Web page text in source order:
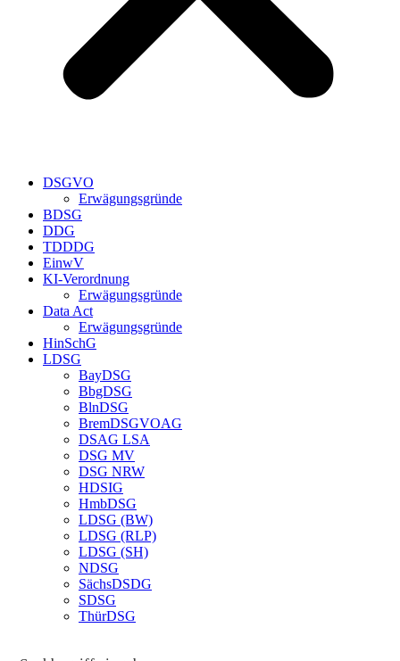
DSGVO
Erwägungsgründe
BDSG
DDG
TDDDG
EinwV
KI-Verordnung
Erwägungsgründe
Data Act
Erwägungsgründe
HinSchG
LDSG
BayDSG
BbgDSG
BlnDSG
BremDSGVOAG
DSAG LSA
DSG MV
DSG NRW
HDSIG
HmbDSG
LDSG (BW)
LDSG (RLP)
LDSG (SH)
NDSG
SächsDSDG
SDSG
ThürDSG